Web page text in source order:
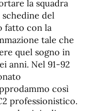
la squadra
del
fatto con la
tale che
quel sogno in
anni. Nel 91-92
così
professionistico.